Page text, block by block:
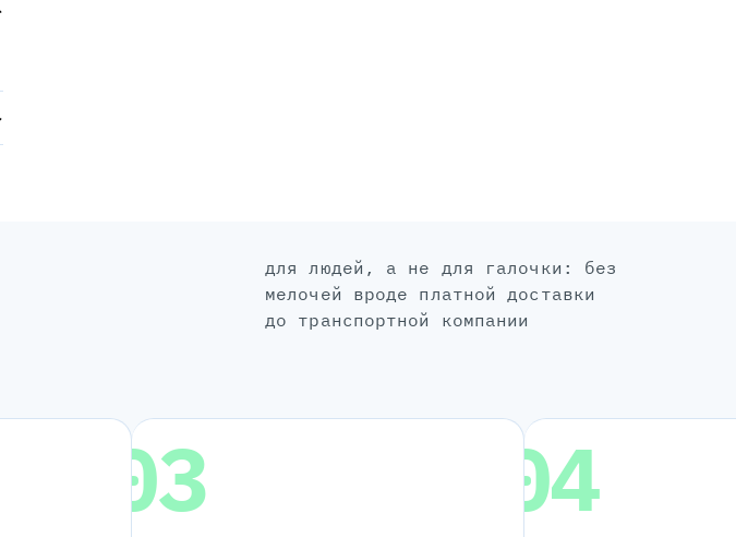
для людей, а не для галочки: без
мелочей вроде платной доставки
до транспортной компании
03 04